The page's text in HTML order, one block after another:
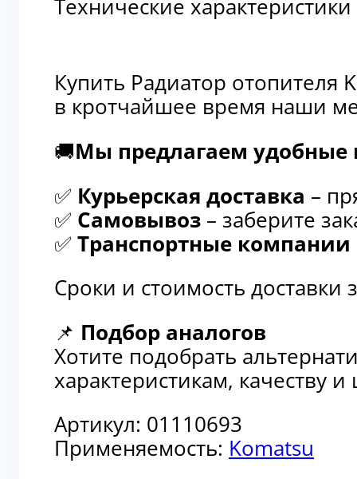
в кротчайшее время наши
🚚 Мы предлагаем удобные
✅Курьерская доставка–
✅Самовывоз– заберите
✅Транспортные компании
Сроки и стоимость
📌Подбор аналогов
Хотите подобрать
характеристикам, качеству
Артикул:01110693
Применяемость:Komatsu